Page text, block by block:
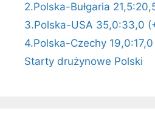
2.Polska-Bułgaria
3.Polska-USA 35,0:33,0
4.Polska-Czechy
Starty drużynowe Polski